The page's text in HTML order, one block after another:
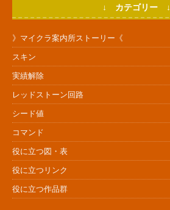
↓ カテゴリー ↓
》マイクラ案内所ストーリー《
スキン
実績解除
レッドストーン回路
シード値
コマンド
役に立つ図・表
役に立つリンク
役に立つ作品群